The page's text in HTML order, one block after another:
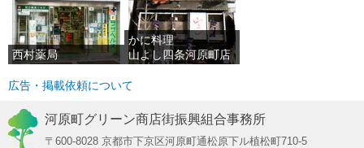
西村薬局
かに料理
山よし四条河原町店
広告・掲載依頼について
河原町グリーン商店街振興組合事務所
〒600-8028 京都市下京区河原町通松原下ル植松町710-5